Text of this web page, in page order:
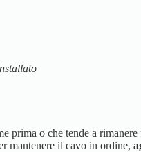
prima o che tende a
mantenere il cavo in ordine,